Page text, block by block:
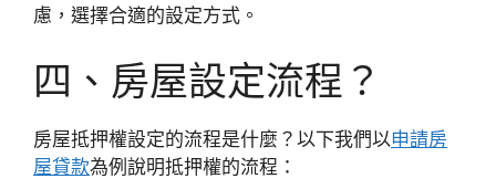
慮，選擇合適的設定方式。
四、房屋設定流程？
房屋抵押權設定的流程是什麼？以下我們以申請房
屋貸款為例說明抵押權的流程：